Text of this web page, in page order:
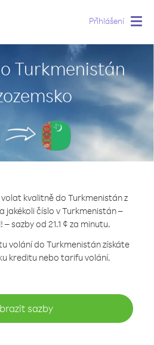
Přihlášení
Turkmenistán
kvalitně do Turkmenistán z
jakékoli číslo v Turkmenistán –
sazby od 21.1 ¢ za minutu.
volání do Turkmenistán získáte
kreditu nebo tarifu volání.
sazby